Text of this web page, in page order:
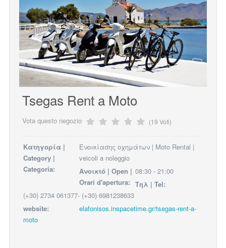
Tsegas Rent a Moto
Vota questo negozio (19 Voti)
Κατηγορία |
Category |
Categoria:
Ενοικίασης οχημάτων | Moto Rental |
veicoli a noleggio
Ανοικτό | Open |
Orari d'apertura:
08:30 - 21:00
Τηλ | Tel:
(+30) 2734 061377- (+30) 6981238633
website:
elafonisos.inspacetime.gr/tsegas-rent-a-
moto